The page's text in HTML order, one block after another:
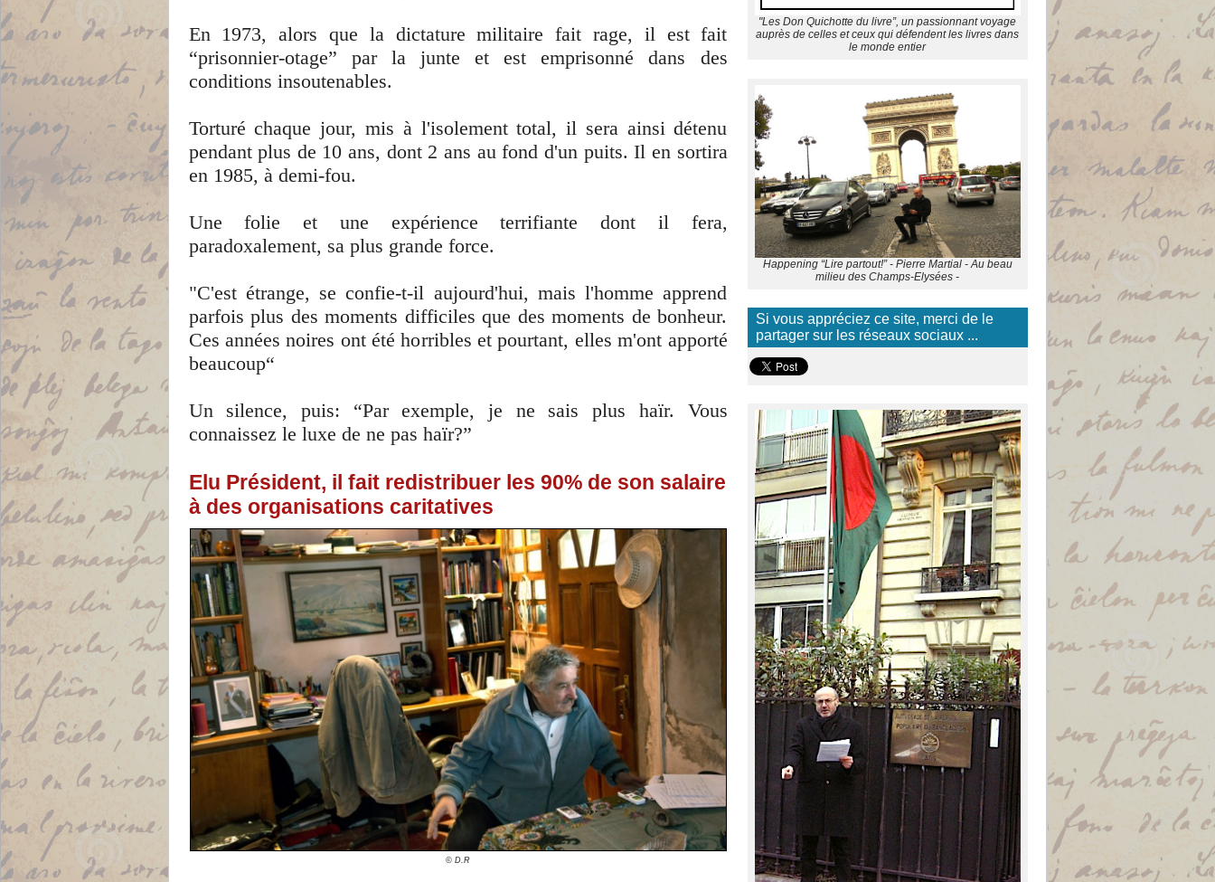
En 1973, alors que la dictature militaire fait rage, il est fait
“prisonnier-otage” par la junte et est emprisonné dans des
conditions insoutenables.
Torturé chaque jour, mis à l'isolement total, il sera ainsi détenu
pendant plus de 10 ans, dont 2 ans au fond d'un puits. Il en sortira
en 1985, à demi-fou.
Une folie et une expérience terrifiante dont il fera,
paradoxalement, sa plus grande force.
"C'est étrange, se confie-t-il aujourd'hui, mais l'homme apprend
parfois plus des moments difficiles que des moments de bonheur.
Ces années noires ont été horribles et pourtant, elles m'ont apporté
beaucoup“
Un silence, puis: “Par exemple, je ne sais plus haïr. Vous
connaissez le luxe de ne pas haïr?”
Elu Président, il fait redistribuer les 90% de son salaire
à des organisations caritatives
© D.R
"Les Don Quichotte du livre”, un passionnant voyage
auprès de celles et ceux qui défendent les livres dans
le monde entier
Happening “Lire partout!” - Pierre Martial - Au beau
milieu des Champs-Elysées -
Si vous appréciez ce site, merci de le
partager sur les réseaux sociaux ...